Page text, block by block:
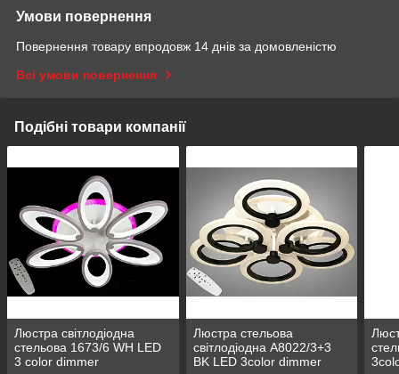
Умови повернення
Повернення товару впродовж 14 днів за домовленістю
Всі умови повернення
Подібні товари компанії
Люстра світлодіодна
стельова 1673/6 WH LED
3 color dimmer
Люстра стельова
світлодіодна A8022/3+3
BK LED 3color dimmer